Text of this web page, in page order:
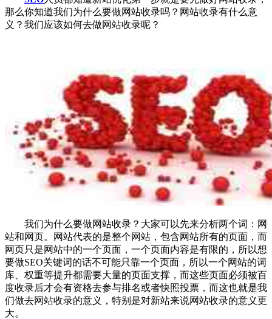
那么你知道我们为什么要做网站收录吗？网站收录有什么意
义？我们应该如何去做网站收录呢？
我们为什么要做网站收录？大家可以先来分析两个词：网
站和网页。网站代表的是整个网站，包含网站所有的页面，而
网页只是网站中的一个页面，一个页面内容是有限的，所以想
要做SEO关键词的话不可能只靠一个页面，所以一个网站的词
库、权重等提升都需要大量的页面支撑，而这些页面必须被百
度收录后才会有资格去参与排名或者快照投票，而这也就是我
们做去网站收录的意义，特别是对新站来说网站收录的意义更
大。